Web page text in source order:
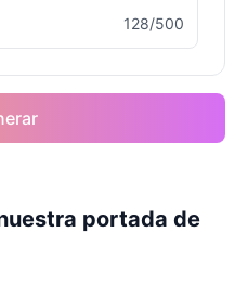
128/500
portada de